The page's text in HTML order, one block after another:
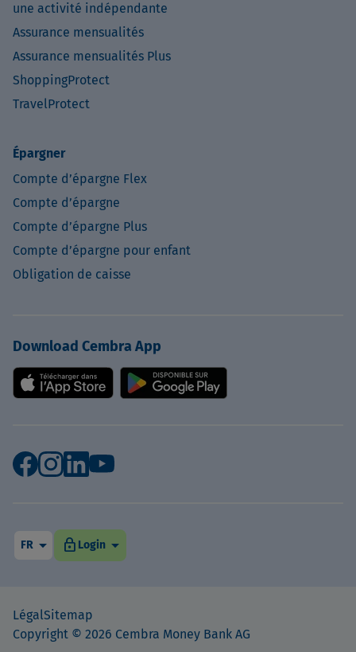
une activité indépendante
Assurance mensualités
Assurance mensualités Plus
ShoppingProtect
TravelProtect
Épargner
Compte d’épargne Flex
Compte d’épargne
Compte d’épargne Plus
Compte d’épargne pour enfant
Obligation de caisse
Download Cembra App
arrow_drop_down
FR arrow_drop_down
Login
lock
LégalSitemap
Copyright © 2026 Cembra Money Bank AG